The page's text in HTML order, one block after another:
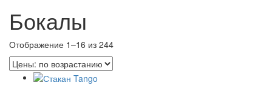
Бокалы
Отображение 1–16 из 244